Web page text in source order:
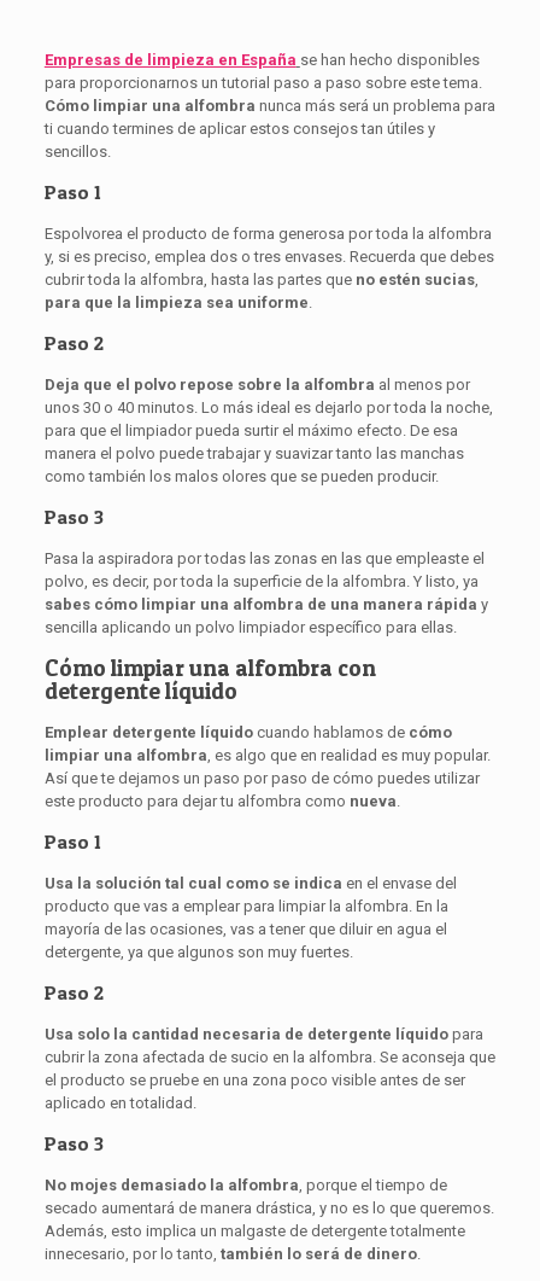
Empresas de limpieza en España se han hecho disponibles
para proporcionarnos un tutorial paso a paso sobre este tema.
Cómo limpiar una alfombra nunca más será un problema para
ti cuando termines de aplicar estos consejos tan útiles y
sencillos.
Paso 1
Espolvorea el producto de forma generosa por toda la alfombra
y, si es preciso, emplea dos o tres envases. Recuerda que debes
cubrir toda la alfombra, hasta las partes que no estén sucias,
para que la limpieza sea uniforme.
Paso 2
Deja que el polvo repose sobre la alfombra al menos por
unos 30 o 40 minutos. Lo más ideal es dejarlo por toda la noche,
para que el limpiador pueda surtir el máximo efecto. De esa
manera el polvo puede trabajar y suavizar tanto las manchas
como también los malos olores que se pueden producir.
Paso 3
Pasa la aspiradora por todas las zonas en las que empleaste el
polvo, es decir, por toda la superficie de la alfombra. Y listo, ya
sabes cómo limpiar una alfombra de una manera rápida y
sencilla aplicando un polvo limpiador específico para ellas.
Cómo limpiar una alfombra con
detergente líquido
Emplear detergente líquidocuando hablamos de cómo
limpiar una alfombra, es algo que en realidad es muy popular.
Así que te dejamos un paso por paso de cómo puedes utilizar
este producto para dejar tu alfombra como nueva.
Paso 1
Usa la solución tal cual como se indica en el envase del
producto que vas a emplear para limpiar la alfombra. En la
mayoría de las ocasiones, vas a tener que diluir en agua el
detergente, ya que algunos son muy fuertes.
Paso 2
Usa solo la cantidad necesaria de detergente líquidopara
cubrir la zona afectada de sucio en la alfombra. Se aconseja que
el producto se pruebe en una zona poco visible antes de ser
aplicado en totalidad.
Paso 3
No mojes demasiado la alfombra, porque el tiempo de
secado aumentará de manera drástica, y no es lo que queremos.
Además, esto implica un malgaste de detergente totalmente
innecesario, por lo tanto, también lo será de dinero.